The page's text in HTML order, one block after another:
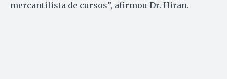
mercantilista de cursos”, afirmou Dr. Hiran.